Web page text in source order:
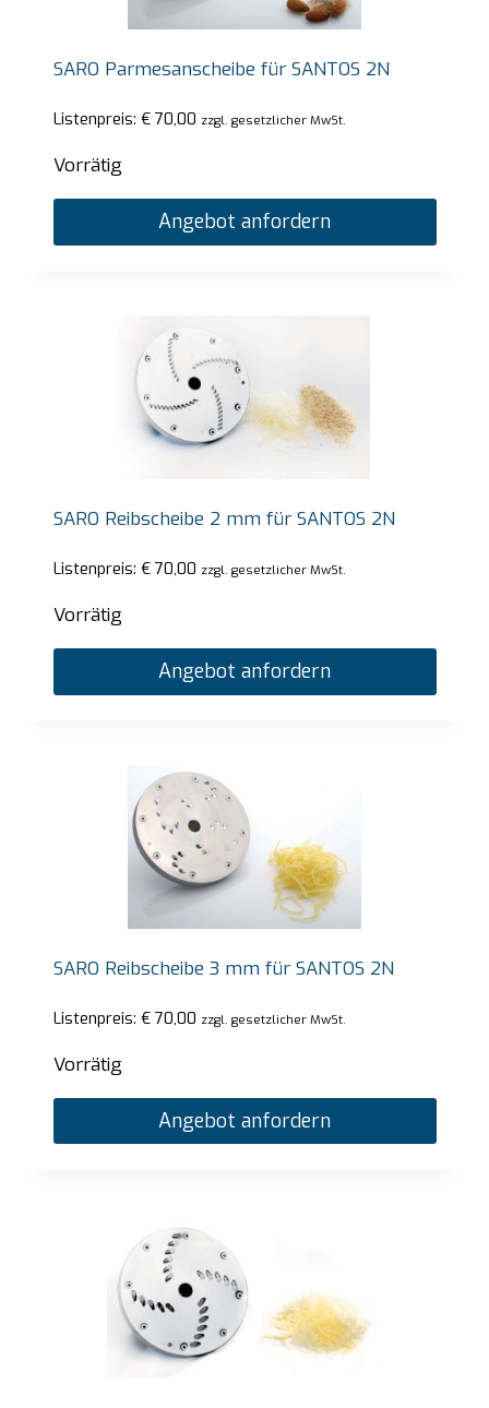
SARO Parmesanscheibe für SANTOS 2N
Listenpreis: €70,00 zzgl. gesetzlicher MwSt.
Vorrätig
Angebot anfordern
SARO Reibscheibe 2 mm für SANTOS 2N
Listenpreis: €70,00 zzgl. gesetzlicher MwSt.
Vorrätig
Angebot anfordern
SARO Reibscheibe 3 mm für SANTOS 2N
Listenpreis: €70,00 zzgl. gesetzlicher MwSt.
Vorrätig
Angebot anfordern